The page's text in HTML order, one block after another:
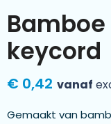
keycord
€ 0,42 vanaf
Gemaakt van